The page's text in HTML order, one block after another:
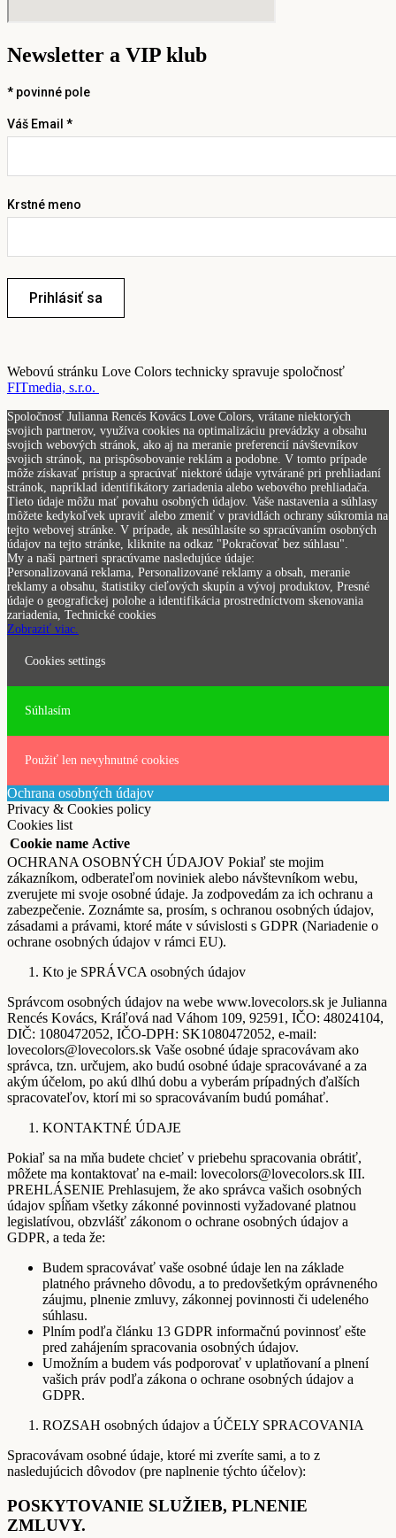
Newsletter a VIP klub
* povinné pole
Váš Email *
Krstné meno
Prihlásiť sa
Webovú stránku Love Colors technicky spravuje spoločnosť
FITmedia, s.r.o.
Spoločnosť Julianna Rencés Kovács Love Colors, vrátane niektorých
svojich partnerov, využíva cookies na optimalizáciu prevádzky a obsahu
svojich webových stránok, ako aj na meranie preferencií návštevníkov
svojich stránok, na prispôsobovanie reklám a podobne. V tomto prípade
môže získavať prístup a spracúvať niektoré údaje vytvárané pri prehliadaní
stránok, napríklad identifikátory zariadenia alebo webového prehliadača.
Tieto údaje môžu mať povahu osobných údajov. Vaše nastavenia a súhlasy
môžete kedykoľvek upraviť alebo zmeniť v pravidlách ochrany súkromia na
tejto webovej stránke. V prípade, ak nesúhlasíte so spracúvaním osobných
údajov na tejto stránke, kliknite na odkaz "Pokračovať bez súhlasu".
My a naši partneri spracúvame nasledujúce údaje:
Personalizovaná reklama, Personalizované reklamy a obsah, meranie
reklamy a obsahu, štatistiky cieľových skupín a vývoj produktov, Presné
údaje o geografickej polohe a identifikácia prostredníctvom skenovania
zariadenia, Technické cookies
Zobraziť viac.
Cookies settings
Súhlasím
Použiť len nevyhnutné cookies
Ochrana osobných údajov
Privacy & Cookies policy
Cookies list
Cookie name Active
OCHRANA OSOBNÝCH ÚDAJOV Pokiaľ ste mojim
zákazníkom, odberateľom noviniek alebo návštevníkom webu,
zverujete mi svoje osobné údaje. Ja zodpovedám za ich ochranu a
zabezpečenie. Zoznámte sa, prosím, s ochranou osobných údajov,
zásadami a právami, ktoré máte v súvislosti s GDPR (Nariadenie o
ochrane osobných údajov v rámci EU).
Kto je SPRÁVCA osobných údajov
Správcom osobných údajov na webe www.lovecolors.sk je Julianna
Rencés Kovács, Kráľová nad Váhom 109, 92591, IČO: 48024104,
DIČ: 1080472052, IČO-DPH: SK1080472052, e-mail:
lovecolors@lovecolors.sk Vaše osobné údaje spracovávam ako
správca, tzn. určujem, ako budú osobné údaje spracovávané a za
akým účelom, po akú dlhú dobu a vyberám prípadných ďalších
spracovateľov, ktorí mi so spracovávaním budú pomáhať.
KONTAKTNÉ ÚDAJE
Pokiaľ sa na mňa budete chcieť v priebehu spracovania obrátiť,
môžete ma kontaktovať na e-mail: lovecolors@lovecolors.sk III.
PREHLÁSENIE Prehlasujem, že ako správca vašich osobných
údajov spĺňam všetky zákonné povinnosti vyžadované platnou
legislatívou, obzvlášť zákonom o ochrane osobných údajov a
GDPR, a teda že:
Budem spracovávať vaše osobné údaje len na základe
platného právneho dôvodu, a to predovšetkým oprávneného
záujmu, plnenie zmluvy, zákonnej povinnosti či udeleného
súhlasu.
Plním podľa článku 13 GDPR informačnú povinnosť ešte
pred zahájením spracovania osobných údajov.
Umožním a budem vás podporovať v uplatňovaní a plnení
vašich práv podľa zákona o ochrane osobných údajov a
GDPR.
ROZSAH osobných údajov a ÚČELY SPRACOVANIA
Spracovávam osobné údaje, ktoré mi zveríte sami, a to z
nasledujúcich dôvodov (pre naplnenie týchto účelov):
POSKYTOVANIE SLUŽIEB, PLNENIE
ZMLUVY.